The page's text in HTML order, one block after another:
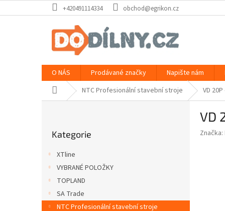
na
+420491114334 obchod@egrikon.cz
O NÁS Prodávané značky Napište nám
Domů NTC Profesionální stavební stroje VD
kategorie
Kategorie
XTline
VYBRANÉ POLOŽKY
TOPLAND
SA Trade
NTC Profesionální stavební stroje
VD
Značka: